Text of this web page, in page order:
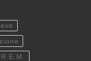
R.E.M.